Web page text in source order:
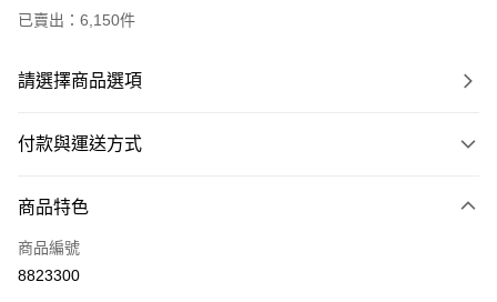
已賣出：6,150件
請選擇商品選項
付款與運送方式
信用卡一次付款
信用卡分期付款
商品特色
商品編號
8823300